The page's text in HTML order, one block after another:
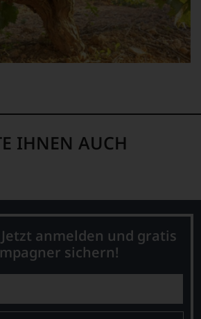
IHNEN AUCH
anmelden und gratis
sichern!